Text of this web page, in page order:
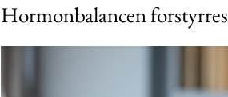
Hormonbalancen forstyrres